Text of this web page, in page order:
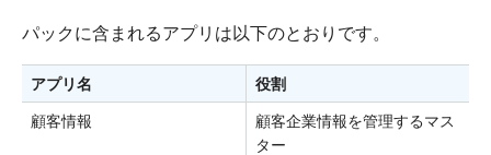
パックに含まれるアプリは以下のとおりです。
アプリ名 役割
顧客情報
顧客企業情報を管理するマス
ター